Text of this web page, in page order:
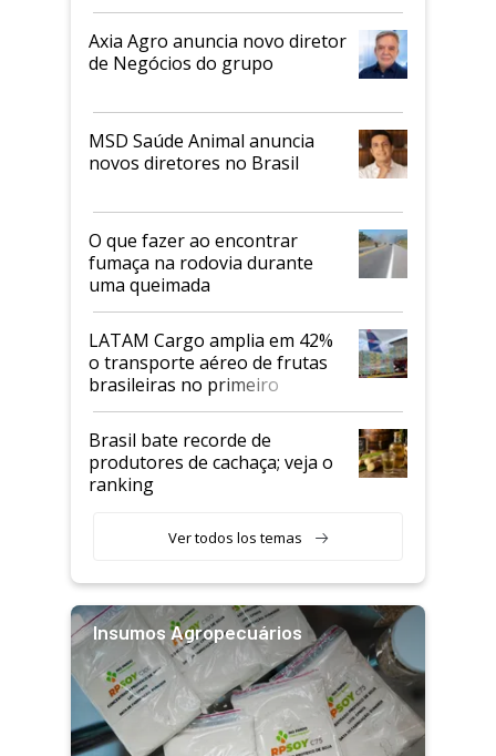
Axia Agro anuncia novo diretor
de Negócios do grupo
MSD Saúde Animal anuncia
novos diretores no Brasil
O que fazer ao encontrar
fumaça na rodovia durante
uma queimada
LATAM Cargo amplia em 42%
o transporte aéreo de frutas
brasileiras no primeiro
semestre
Brasil bate recorde de
produtores de cachaça; veja o
ranking
Ver todos los temas
Insumos Agropecuários